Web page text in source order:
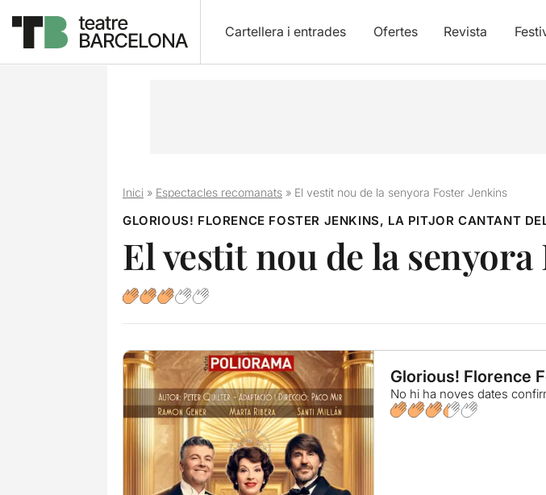
Cartellera i entrades Ofertes Revista
Inici» Espectacles recomanats» El vestit nou de la senyora Foster Jenkins
GLORIOUS! FLORENCE FOSTER JENKINS, LA PITJOR CANTANT
El vestit nou de la senyora
Glorious! Florence
No hi ha noves dates